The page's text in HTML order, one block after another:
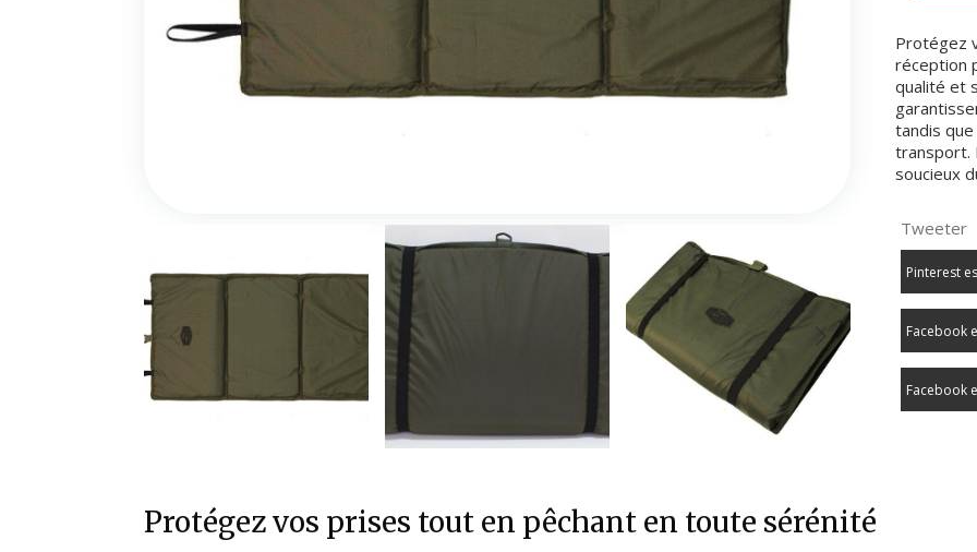
Protégez
réception
qualité et
tandis
transport.
soucieux
Tweeter
Pinterest
Facebook
Facebook
Protégez vos prises tout en pêchant en toute sérénité